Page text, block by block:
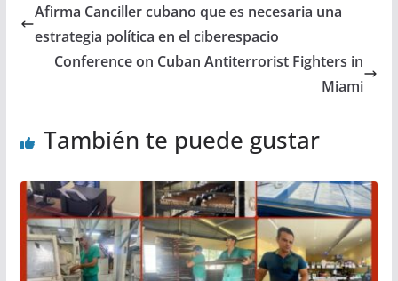
Afirma Canciller cubano que es necesaria una
estrategia política en el ciberespacio
Conference on Cuban Antiterrorist Fighters in
Miami
También te puede gustar